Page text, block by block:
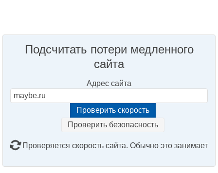
Подсчитать потери медленного
сайта
Адрес сайта
Проверить безопасность
Проверяется скорость сайта. Обычно это занимает